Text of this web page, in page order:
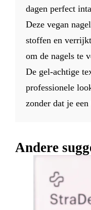
dagen perfect
Deze vegan
stoffen en
om de nagels te
De gel-achtige
professionele
zonder dat je
Andere